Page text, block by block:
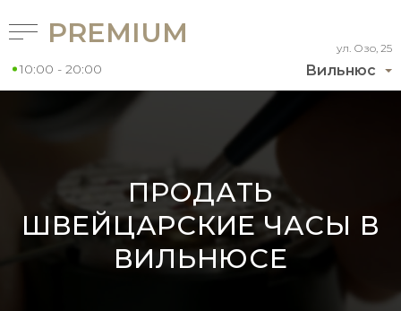
Вильнюс
ул. Озо, 25
PREMIUM
10:00 - 20:00
ПРОДАТЬ
ШВЕЙЦАРСКИЕ ЧАСЫ В
ВИЛЬНЮСЕ